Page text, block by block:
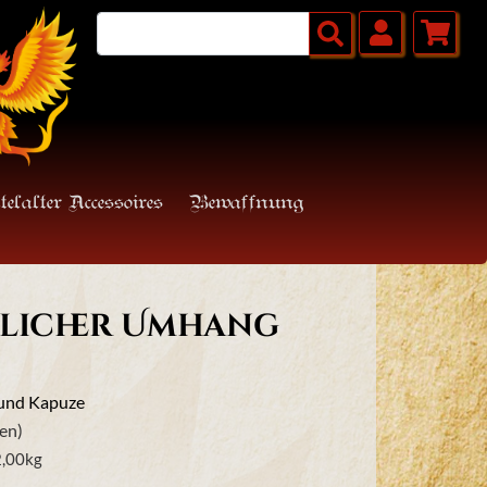
Accessoires Bewaffnung
Umhang
Kapuze
kg